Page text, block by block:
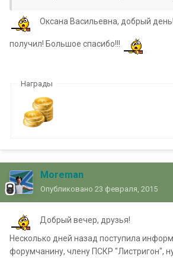
Оксана Васильевна, добрый
получил! Большое спасибо!!!
Награды
Moreman
Опубликовано 23 февраля, 2015
Добрый вечер, друзья!
Несколько дней назад поступила
форумчанину, члену ПСКР "Листригон",